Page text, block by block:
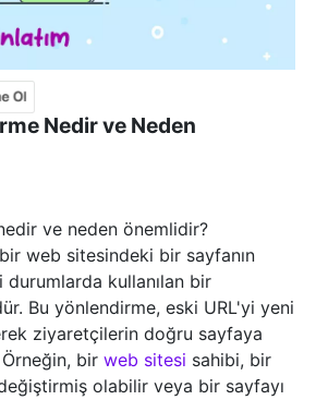
Nedir ve Neden
ve neden önemlidir?
web sitesindeki bir sayfanın
durumlarda kullanılan bir
Bu yönlendirme, eski URL'yi yeni
ziyaretçilerin doğru sayfaya
Örneğin, bir web sitesi sahibi, bir
olabilir veya bir sayfayı